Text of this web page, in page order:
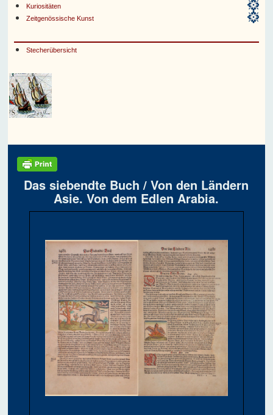
Kuriositäten
Zeitgenössische Kunst
Stecherübersicht
Das siebendte Buch / Von den Ländern
Asie. Von dem Edlen Arabia.